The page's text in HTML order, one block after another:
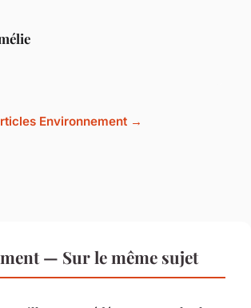
Environnement →
— Sur le même sujet